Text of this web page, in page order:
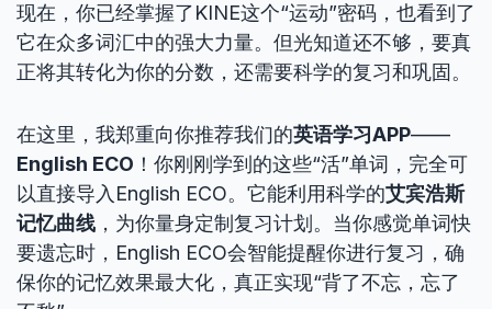
现在，你已经掌握了KINE这个“运动”密码，也看到了
它在众多词汇中的强大力量。但光知道还不够，要真
正将其转化为你的分数，还需要科学的复习和巩固。
在这里，我郑重向你推荐我们的英语学习APP——
English ECO ！你刚刚学到的这些“活”单词，完全可
以直接导入English ECO。它能利用科学的艾宾浩斯
记忆曲线 ，为你量身定制复习计划。当你感觉单词快
要遗忘时，English ECO会智能提醒你进行复习，确
保你的记忆效果最大化，真正实现“背了不忘，忘了